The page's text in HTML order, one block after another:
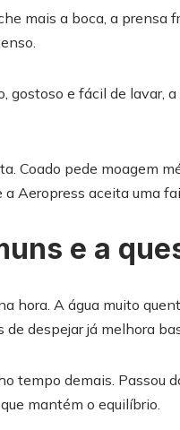
mais a boca, a prensa
gostoso e fácil de lavar,
Coado pede moagem
Aeropress aceita uma
e a
hora. A água muito
de despejar já melhora
tempo demais. Passou
mantém o equilíbrio.